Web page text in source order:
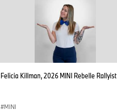
Felicia Killman, 2026 MINI Rebelle Rallyist
MINI